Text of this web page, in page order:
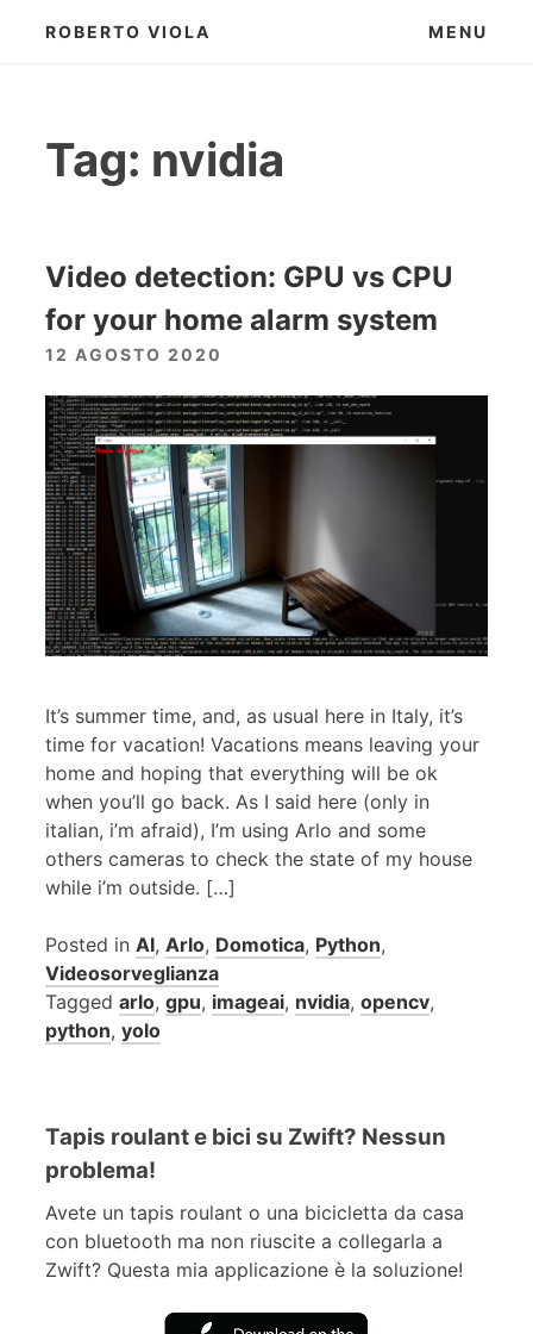
ROBERTO VIOLA MENU
Tag: nvidia
Video detection: GPU vs CPU
for your home alarm system
12 AGOSTO 2020
It’s summer time, and, as usual here in Italy, it’s
time for vacation! Vacations means leaving your
home and hoping that everything will be ok
when you’ll go back. As I said here (only in
italian, i’m afraid), I’m using Arlo and some
others cameras to check the state of my house
while i’m outside. […]
Posted in AI, Arlo, Domotica, Python,
Videosorveglianza
Tagged arlo, gpu, imageai, nvidia, opencv,
python, yolo
Tapis roulant e bici su Zwift? Nessun
problema!
Avete un tapis roulant o una bicicletta da casa
con bluetooth ma non riuscite a collegarla a
Zwift? Questa mia applicazione è la soluzione!